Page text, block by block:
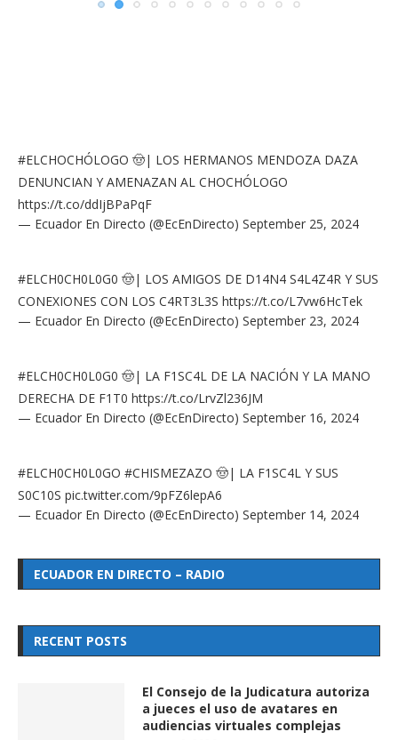
#ELCHOCHÓLOGO 🤠| LOS HERMANOS MENDOZA DAZA
DENUNCIAN Y AMENAZAN AL CHOCHÓLOGO
https://t.co/ddIjBPaPqF
— Ecuador En Directo (@EcEnDirecto) September 25, 2024
#ELCH0CH0L0G0 🤠| LOS AMIGOS DE D14N4 S4L4Z4R Y SUS
CONEXIONES CON LOS C4RT3L3S https://t.co/L7vw6HcTek
— Ecuador En Directo (@EcEnDirecto) September 23, 2024
#ELCH0CH0L0G0 🤠| LA F1SC4L DE LA NACIÓN Y LA MANO
DERECHA DE F1T0 https://t.co/LrvZl236JM
— Ecuador En Directo (@EcEnDirecto) September 16, 2024
#ELCH0CH0L0GO #CHISMEZAZO 🤠| LA F1SC4L Y SUS
S0C10S pic.twitter.com/9pFZ6lepA6
— Ecuador En Directo (@EcEnDirecto) September 14, 2024
ECUADOR EN DIRECTO – RADIO
RECENT POSTS
El Consejo de la Judicatura autoriza
a jueces el uso de avatares en
audiencias virtuales complejas